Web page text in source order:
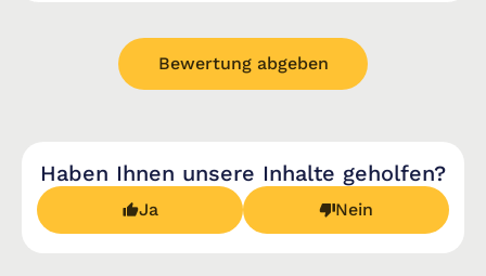
Bewertung abgeben
Haben Ihnen unsere Inhalte geholfen?
Ja Nein